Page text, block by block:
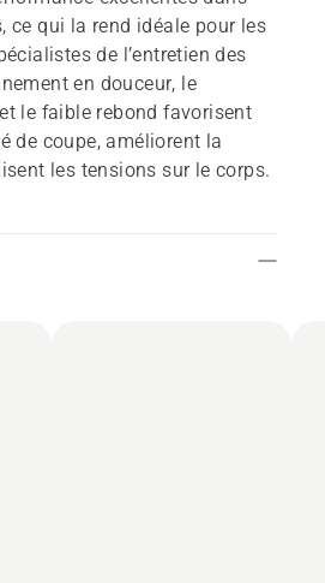
ce qui la rend idéale pour les
de l’entretien des
en douceur, le
le faible rebond favorisent
de coupe, améliorent la
les tensions sur le corps.